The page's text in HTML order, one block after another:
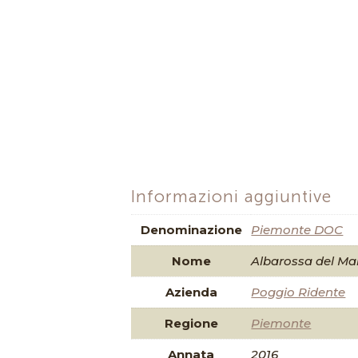
Informazioni aggiuntive
Denominazione Piemonte DOC
Nome Albarossa del
Azienda Poggio Ridente
Regione Piemonte
Annata 2016